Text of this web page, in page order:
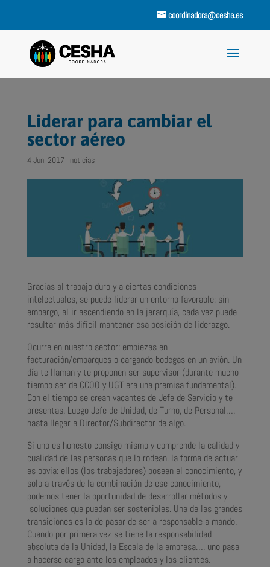
coordinadora@cesha.es
Liderar para cambiar el
sector aéreo
4 Jun, 2017| noticias
Gracias al trabajo duro y a ciertas condiciones
intelectuales, se puede liderar un entorno favorable; sin
embargo, al ir ascendiendo en la jerarquía, cada vez puede
resultar más difícil mantener esa posición de liderazgo.
Ocurre en nuestro sector: empiezas en
facturación/embarques o cargando bodegas en un avión. Un
día te llaman y te proponen ser supervisor (durante mucho
tiempo ser de CCOO y UGT era una premisa fundamental).
Con el tiempo se crean vacantes de Jefe de Servicio y te
presentas. Luego Jefe de Unidad, de Turno, de Personal….
hasta llegar a Director/Subdirector de algo.
Si uno es honesto consigo mismo y comprende la calidad y
cualidad de las personas que lo rodean, la forma de actuar
es obvia: ellos (los trabajadores) poseen el conocimiento, y
solo a través de la combinación de ese conocimiento,
podemos tener la oportunidad de desarrollar métodos y
soluciones que puedan ser sostenibles. Una de las grandes
transiciones es la de pasar de ser a responsable a mando.
Cuando por primera vez se tiene la responsabilidad
absoluta de la Unidad, la Escala de la empresa…. uno pasa
a hacerse cargo ante los empleados y los clientes.